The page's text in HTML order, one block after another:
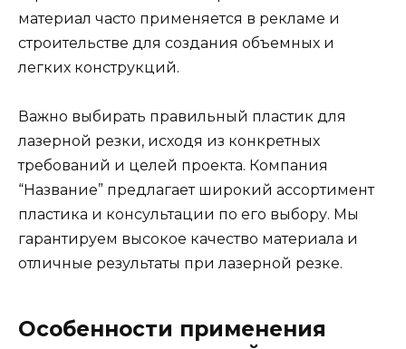
материал часто применяется в рекламе и
строительстве для создания объемных и
легких конструкций.
Важно выбирать правильный пластик для
лазерной резки, исходя из конкретных
требований и целей проекта. Компания
“Название” предлагает широкий ассортимент
пластика и консультации по его выбору. Мы
гарантируем высокое качество материала и
отличные результаты при лазерной резке.
Особенности применения